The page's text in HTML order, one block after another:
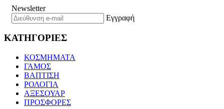
Newsletter
Εγγραφή
ΚΑΤΗΓΟΡΙΕΣ
ΚΟΣΜΗΜΑΤΑ
ΓΑΜΟΣ
ΒΑΠΤΙΣΗ
ΡΟΛΟΓΙΑ
ΑΞΕΣΟΥΑΡ
ΠΡΟΣΦΟΡΕΣ